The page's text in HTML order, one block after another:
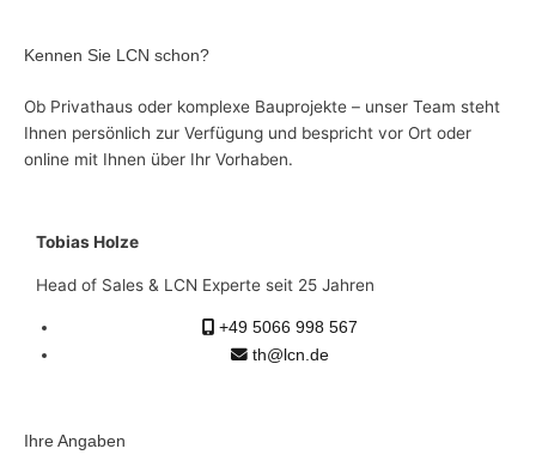
Kennen Sie LCN schon?
Ob Privathaus oder komplexe Bauprojekte – unser Team steht
Ihnen persönlich zur Verfügung und bespricht vor Ort oder
online mit Ihnen über Ihr Vorhaben.
Tobias Holze
Head of Sales & LCN Experte seit 25 Jahren
+49 5066 998 567
th@lcn.de
Ihre Angaben